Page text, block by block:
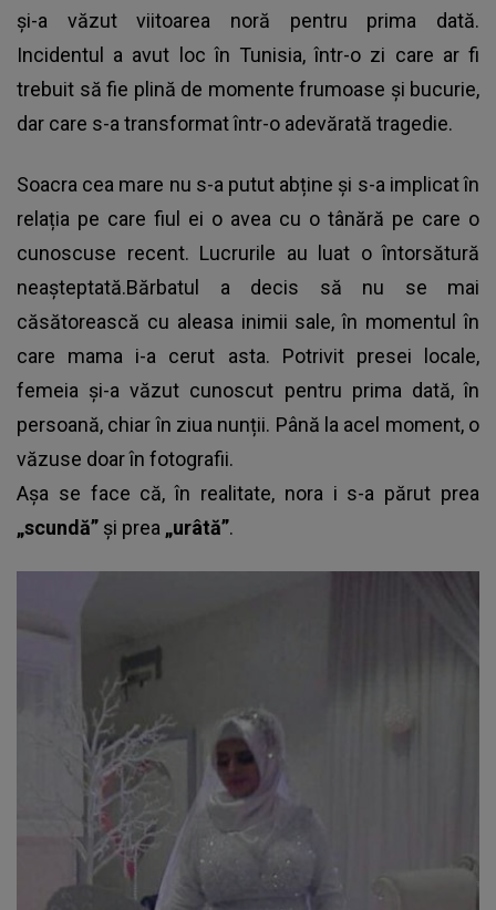
și-a văzut viitoarea noră pentru prima dată.
Incidentul a avut loc în Tunisia, într-o zi care ar fi
trebuit să fie plină de momente frumoase și bucurie,
dar care s-a transformat într-o adevărată tragedie.
Soacra cea mare nu s-a putut abține și s-a implicat în
relația pe care fiul ei o avea cu o tânără pe care o
cunoscuse recent. Lucrurile au luat o întorsătură
neașteptată.Bărbatul a decis să nu se mai
căsătorească cu aleasa inimii sale, în momentul în
care mama i-a cerut asta. Potrivit presei locale,
femeia și-a văzut cunoscut pentru prima dată, în
persoană, chiar în ziua nunții. Până la acel moment, o
văzuse doar în fotografii.
Așa se face că, în realitate, nora i s-a părut prea
„scundă” și prea „urâtă”.